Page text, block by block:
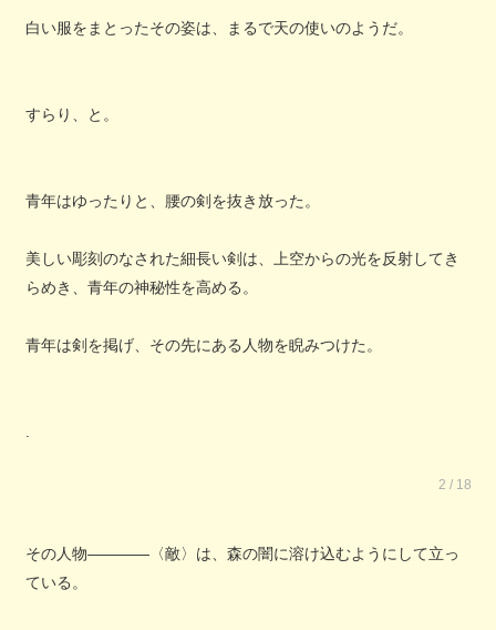
白い服をまとったその姿は、まるで天の使いのようだ。
すらり、と。
青年はゆったりと、腰の剣を抜き放った。
美しい彫刻のなされた細長い剣は、上空からの光を反射してき
らめき、青年の神秘性を高める。
青年は剣を掲げ、その先にある人物を睨みつけた。
2 / 18
その人物――――〈敵〉は、森の闇に溶け込むようにして立っ
ている。